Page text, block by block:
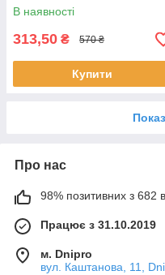
В наявності
313,50 ₴ 570 ₴
Купити
Про нас
98% позитивних з 682
Працює з 31.10.2019
м. Dnipro
вул. Каштанова, 11,